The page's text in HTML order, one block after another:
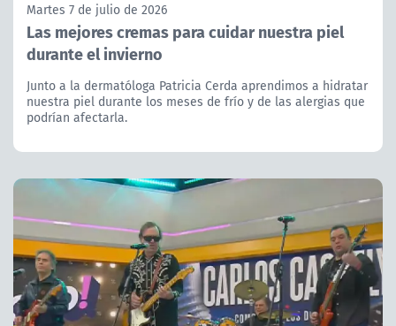
Martes 7 de julio de 2026
Las mejores cremas para cuidar nuestra piel
durante el invierno
Junto a la dermatóloga Patricia Cerda aprendimos a hidratar
nuestra piel durante los meses de frío y de las alergias que
podrían afectarla.